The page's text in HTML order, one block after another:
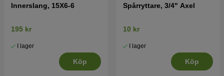
Innerslang, 15X6-6
195 kr
I lager
Köp
Spårryttare, 3/4" Axel
10 kr
I lager
Köp